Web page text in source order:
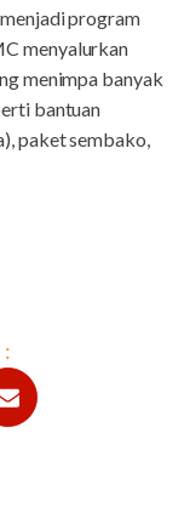
program
menyalurkan
menimpa banyak
bantuan
paket sembako,